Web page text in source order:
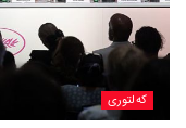
کەلتوری